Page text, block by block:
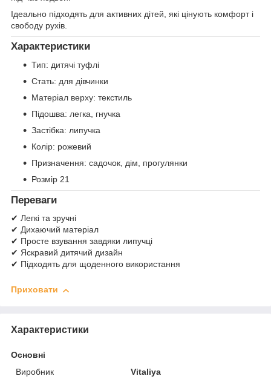
Ідеально підходять для активних дітей, які цінують комфорт і
свободу рухів.
Характеристики
Тип: дитячі туфлі
Стать: для дівчинки
Матеріал верху: текстиль
Підошва: легка, гнучка
Застібка: липучка
Колір: рожевий
Призначення: садочок, дім, прогулянки
Розмір 21
Переваги
✔ Легкі та зручні
✔ Дихаючий матеріал
✔ Просте взування завдяки липучці
✔ Яскравий дитячий дизайн
✔ Підходять для щоденного використання
Приховати
Характеристики
Основні
Виробник
Vitaliya